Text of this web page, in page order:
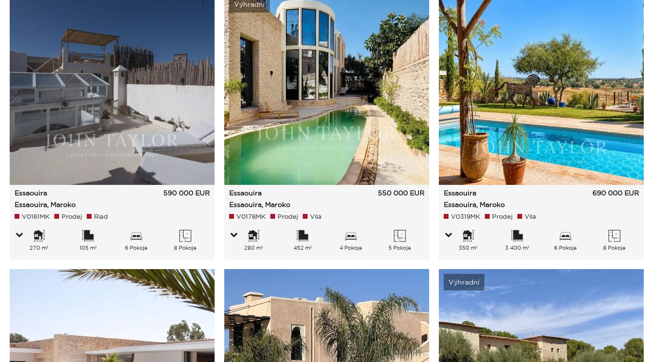
Essaouira
Essaouira, Maroko
590 000 EUR
V0161MK Prodej Riad
270 m² 105 m² 6 Pokoje 8 Pokoje
Výhradní
Essaouira
Essaouira, Maroko
550 000 EUR
V0178MK Prodej Vila
280 m² 452 m² 4 Pokoje 5 Pokoje
Essaouira
Essaouira, Maroko
690 000 EUR
V0319MK Prodej Vila
350 m² 3 400 m² 6 Pokoje 8 Pokoje
Výhradní